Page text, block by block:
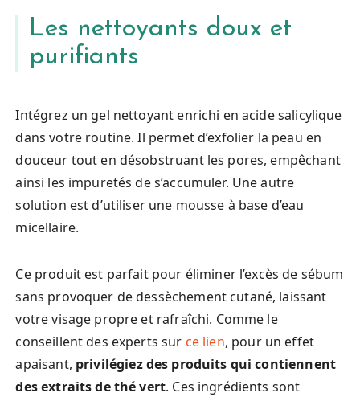
Les nettoyants doux et
purifiants
Intégrez un gel nettoyant enrichi en acide salicylique
dans votre routine. Il permet d’exfolier la peau en
douceur tout en désobstruant les pores, empêchant
ainsi les impuretés de s’accumuler. Une autre
solution est d’utiliser une mousse à base d’eau
micellaire.
Ce produit est parfait pour éliminer l’excès de sébum
sans provoquer de dessèchement cutané, laissant
votre visage propre et rafraîchi. Comme le
conseillent des experts sur ce lien, pour un effet
apaisant, privilégiez des produits qui contiennent
des extraits de thé vert. Ces ingrédients sont